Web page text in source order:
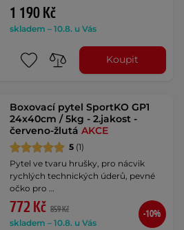
1 190 Kč
skladem – 10.8. u Vás
Koupit
Boxovací pytel SportKO GP1
24x40cm / 5kg - 2.jakost -
červeno-žlutáAKCE
5 (1)
Pytel ve tvaru hrušky, pro nácvik
rychlých technických úderů, pevné
očko pro …
772 Kč 859 Kč
skladem – 10.8. u Vás
-10%